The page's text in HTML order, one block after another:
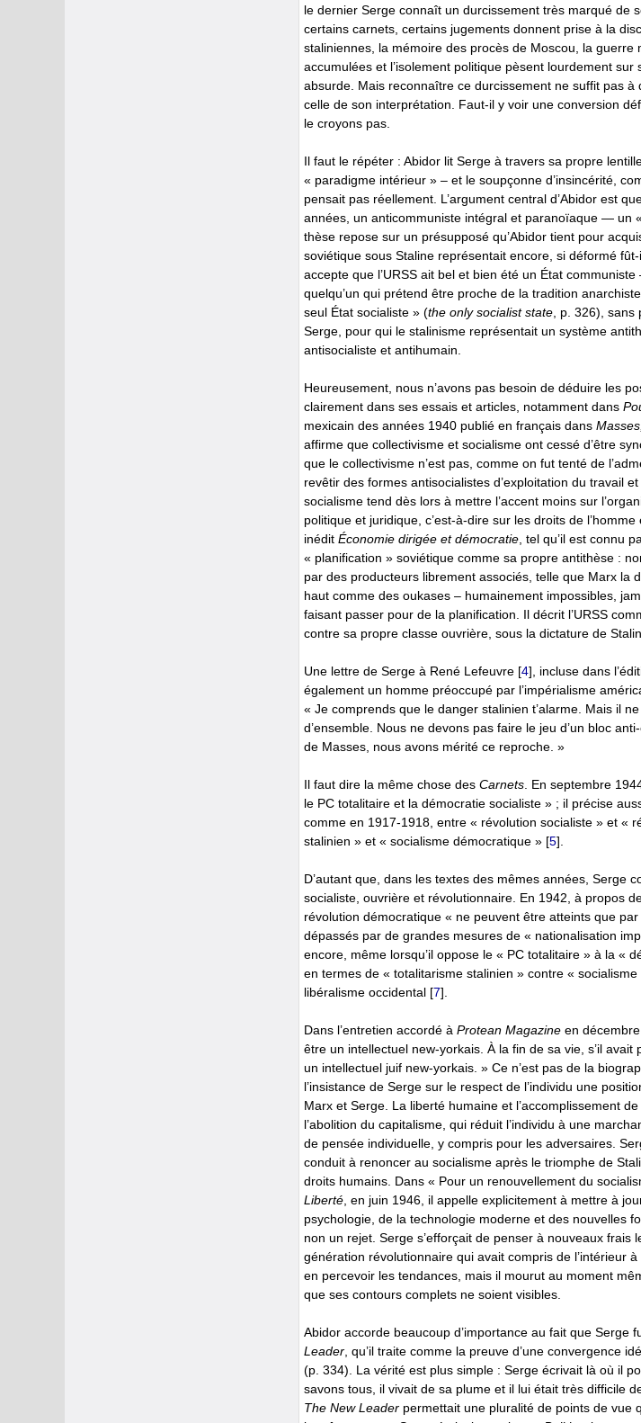
le dernier Serge connaît un durcissement très marqué de
certains carnets, certains jugements donnent prise à la
staliniennes, la mémoire des procès de Moscou, la guerre
accumulées et l’isolement politique pèsent lourdement
absurde. Mais reconnaître ce durcissement ne suffit pas
celle de son interprétation. Faut-il y voir une conversion
le croyons pas.
Il faut le répéter : Abidor lit Serge à travers sa propre
« paradigme intérieur » – et le soupçonne d’insincérité,
pensait pas réellement. L’argument central d’Abidor est
années, un anticommuniste intégral et paranoïaque — un «
thèse repose sur un présupposé qu’Abidor tient pour
soviétique sous Staline représentait encore, si déformé
accepte que l’URSS ait bel et bien été un État
quelqu’un qui prétend être proche de la tradition
seul État socialiste » (the only socialist state , p. 326),
Serge, pour qui le stalinisme représentait un système
antisocialiste et antihumain.
Heureusement, nous n’avons pas besoin de déduire les
clairement dans ses essais et articles, notamment dans
mexicain des années 1940 publié en français dans
affirme que collectivisme et socialisme ont cessé d’être
que le collectivisme n’est pas, comme on fut tenté de
revêtir des formes antisocialistes d’exploitation du travail
socialisme tend dès lors à mettre l’accent moins sur
politique et juridique, c’est-à-dire sur les droits de
inédit Économie dirigée et démocratie , tel qu’il est connu
« planification » soviétique comme sa propre antithèse :
par des producteurs librement associés, telle que Marx la
haut comme des oukases – humainement impossibles,
faisant passer pour de la planification. Il décrit l’URSS
contre sa propre classe ouvrière, sous la dictature de
Une lettre de Serge à René Lefeuvre [4] , incluse dans
également un homme préoccupé par l’impérialisme
« Je comprends que le danger stalinien t’alarme. Mais il
d’ensemble. Nous ne devons pas faire le jeu d’un bloc
de Masses, nous avons mérité ce reproche. »
Il faut dire la même chose des Carnets . En septembre
le PC totalitaire et la démocratie socialiste » ; il précise
comme en 1917-1918, entre « révolution socialiste » et «
stalinien » et « socialisme démocratique » [5]
D’autant que, dans les textes des mêmes années, Serge
socialiste, ouvrière et révolutionnaire. En 1942, à propos
révolution démocratique « ne peuvent être atteints que
dépassés par de grandes mesures de « nationalisation
encore, même lorsqu’il oppose le « PC totalitaire » à la «
en termes de « totalitarisme stalinien » contre «
libéralisme occidental [7]
Dans l’entretien accordé à Protean Magazine en
être un intellectuel new-yorkais. À la fin de sa vie, s’il
un intellectuel juif new-yorkais. » Ce n’est pas de la
l’insistance de Serge sur le respect de l’individu une
Marx et Serge. La liberté humaine et l’accomplissement
l’abolition du capitalisme, qui réduit l’individu à une
de pensée individuelle, y compris pour les adversaires.
conduit à renoncer au socialisme après le triomphe de
droits humains. Dans « Pour un renouvellement du
Liberté , en juin 1946, il appelle explicitement à mettre à
psychologie, de la technologie moderne et des nouvelles
non un rejet. Serge s’efforçait de penser à nouveaux frais
génération révolutionnaire qui avait compris de l’intérieur
en percevoir les tendances, mais il mourut au moment
que ses contours complets ne soient visibles.
Abidor accorde beaucoup d’importance au fait que Serge
Leader , qu’il traite comme la preuve d’une convergence
(p. 334). La vérité est plus simple : Serge écrivait là où il
savons tous, il vivait de sa plume et il lui était très difficile
The New Leader permettait une pluralité de points de vue